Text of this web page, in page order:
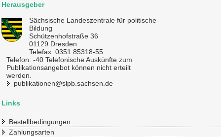
Herausgeber
Sächsische Landeszentrale für politische
Bildung
Schützenhofstraße 36
01129 Dresden
Telefax: 0351 85318-55
Telefon: -40 Telefonische Auskünfte zum
Publikationsangebot können nicht erteilt
werden.
publikationen@slpb.sachsen.de
Links
Bestellbedingungen
Zahlungsarten